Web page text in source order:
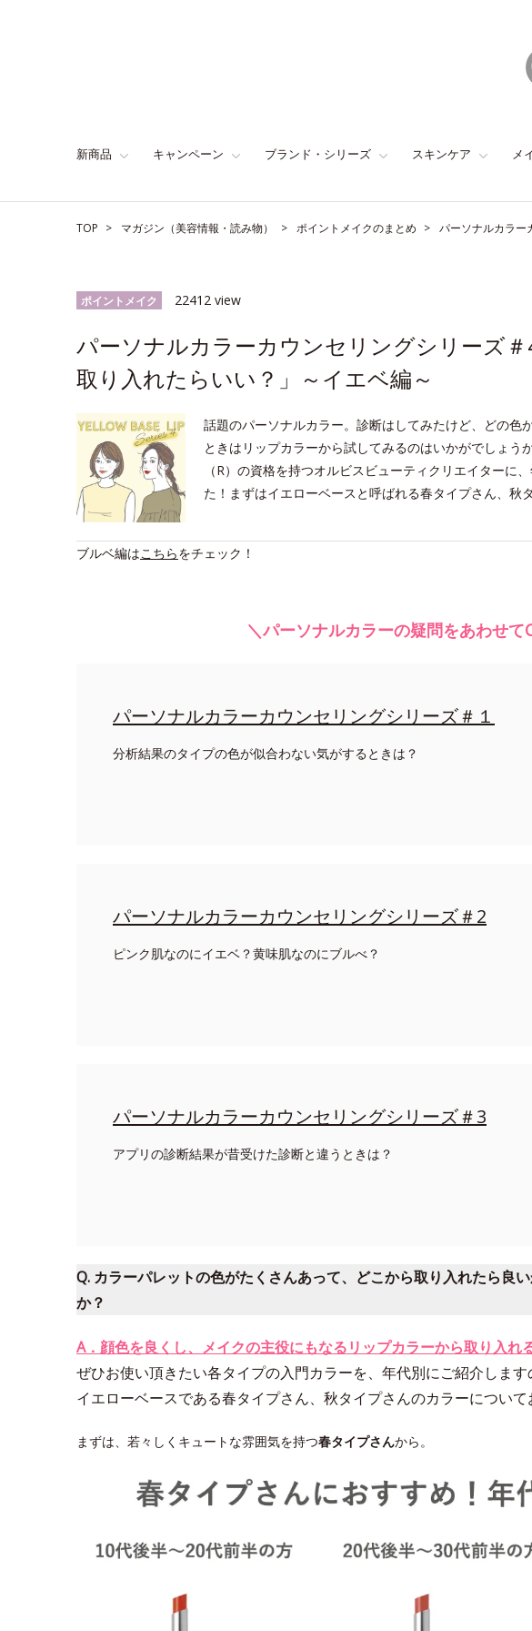
新商品 キャンペーン ブランド・シリーズ スキンケア メ
TOP マガジン（美容情報・読み物） ポイントメイクのまとめ パーソナルカラー
ポイントメイク 22412 view
パーソナルカラーカウンセリングシリーズ
取り入れたらいい？」～イエベ編～
話題のパーソナルカラー。診断はしてみたけど、どの色
ときはリップカラーから試してみるのはいかがでしょう
（R）の資格を持つオルビスビューティクリエイターに
た！まずはイエローベースと呼ばれる春タイプさん、秋
ブルベ編はこちらをチェック！
＼パーソナルカラーの疑問をあわせて
パーソナルカラーカウンセリングシリーズ＃１
分析結果のタイプの色が似合わない気がするときは？
パーソナルカラーカウンセリングシリーズ＃2
ピンク肌なのにイエベ？黄味肌なのにブルべ？
パーソナルカラーカウンセリングシリーズ＃3
アプリの診断結果が昔受けた診断と違うときは？
Q. カラーパレットの色がたくさんあって、どこから取り入れたら良
か？
A．顔色を良くし、メイクの主役にもなるリップカラーから取り入れ
ぜひお使い頂きたい各タイプの入門カラーを、年代別にご紹介しま
イエローベースである春タイプさん、秋タイプさんのカラーについて
まずは、若々しくキュートな雰囲気を持つ春タイプさんから。